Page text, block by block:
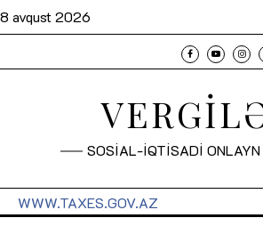
8 avqust 2026
SOSİAL-İQTİSADİ
WWW.TAXES.GOV.AZ